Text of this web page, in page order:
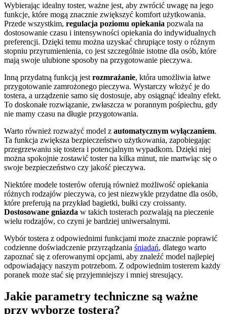
Wybierając idealny toster, ważne jest, aby zwrócić uwagę na jego
funkcje, które mogą znacznie zwiększyć komfort użytkowania.
Przede wszystkim, regulacja poziomu opiekania pozwala na
dostosowanie czasu i intensywności opiekania do indywidualnych
preferencji. Dzięki temu można uzyskać chrupiące tosty o różnym
stopniu przyrumienienia, co jest szczególnie istotne dla osób, które
mają swoje ulubione sposoby na przygotowanie pieczywa.
Inną przydatną funkcją jest rozmrażanie, która umożliwia łatwe
przygotowanie zamrożonego pieczywa. Wystarczy włożyć je do
tostera, a urządzenie samo się dostosuje, aby osiągnąć idealny efekt.
To doskonałe rozwiązanie, zwłaszcza w porannym pośpiechu, gdy
nie mamy czasu na długie przygotowania.
Warto również rozważyć model z automatycznym wyłączaniem.
Ta funkcja zwiększa bezpieczeństwo użytkowania, zapobiegając
przegrzewaniu się tostera i potencjalnym wypadkom. Dzięki niej
można spokojnie zostawić toster na kilka minut, nie martwiąc się o
swoje bezpieczeństwo czy jakość pieczywa.
Niektóre modele tosterów oferują również możliwość opiekania
różnych rodzajów pieczywa, co jest niezwykle przydatne dla osób,
które preferują na przykład bagietki, bułki czy croissanty.
Dostosowane gniazda w takich tosterach pozwalają na pieczenie
wielu rodzajów, co czyni je bardziej uniwersalnymi.
Wybór tostera z odpowiednimi funkcjami może znacznie poprawić
codzienne doświadczenie przyrządzania śniadań, dlatego warto
zapoznać się z oferowanymi opcjami, aby znaleźć model najlepiej
odpowiadający naszym potrzebom. Z odpowiednim tosterem każdy
poranek może stać się przyjemniejszy i mniej stresujący.
Jakie parametry techniczne są ważne
przy wyborze tostera?